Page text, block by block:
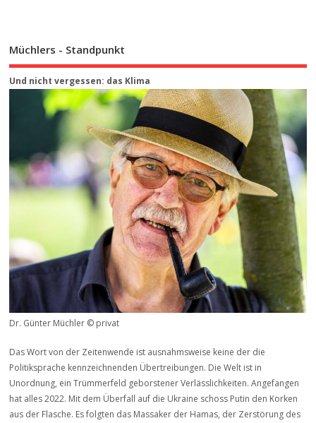
Müchlers - Standpunkt
Und nicht vergessen: das Klima
Dr. Günter Müchler © privat
Das Wort von der Zeitenwende ist ausnahmsweise keine der die
Politiksprache kennzeichnenden Übertreibungen. Die Welt ist in
Unordnung, ein Trümmerfeld geborstener Verlässlichkeiten. Angefangen
hat alles 2022. Mit dem Überfall auf die Ukraine schoss Putin den Korken
aus der Flasche. Es folgten das Massaker der Hamas, der Zerstörung des